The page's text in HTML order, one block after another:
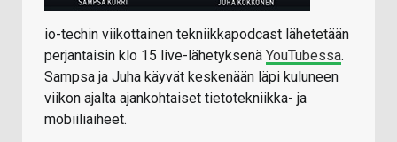
io-techin viikottainen tekniikkapodcast lähetetään
perjantaisin klo 15 live-lähetyksenä YouTubessa.
Sampsa ja Juha käyvät keskenään läpi kuluneen
viikon ajalta ajankohtaiset tietotekniikka- ja
mobiiliaiheet.